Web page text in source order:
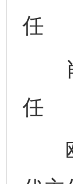
任
肖
任
欧